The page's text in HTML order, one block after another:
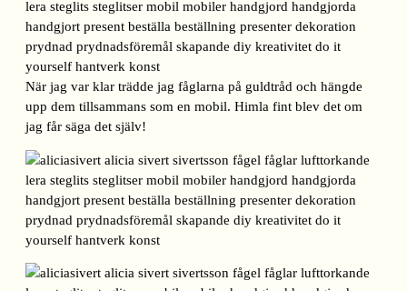
När jag var klar trädde jag fåglarna på guldtråd och hängde
upp dem tillsammans som en mobil. Himla fint blev det om
jag får säga det själv!